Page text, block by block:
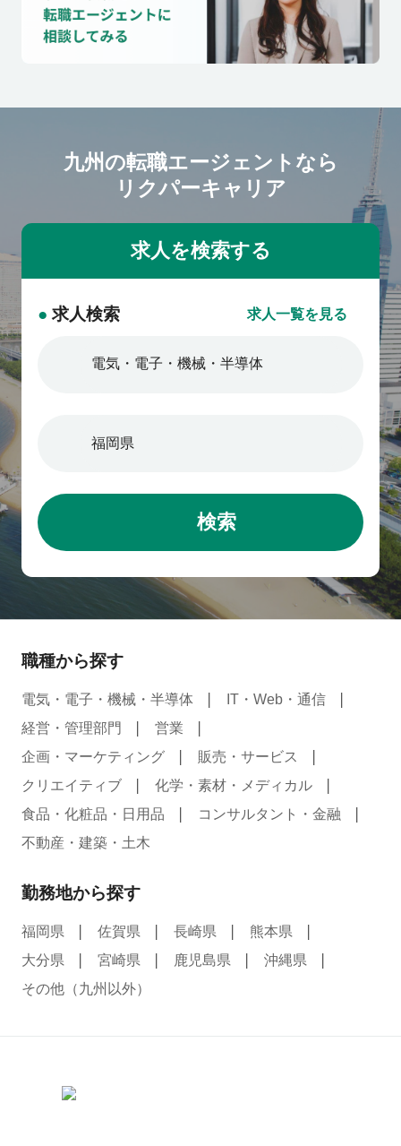
九州の転職エージェントなら
リクパーキャリア
● 求人検索 求人一覧を見る
検索
職種から探す
電気・電子・機械・半導体
IT・Web・通信
経営・管理部門
営業
企画・マーケティング
販売・サービス
クリエイティブ
化学・素材・メディカル
食品・化粧品・日用品
コンサルタント・金融
不動産・建築・土木
勤務地から探す
福岡県 佐賀県 長崎県
熊本県
大分県
宮崎県 鹿児島県
沖縄県
その他（九州以外）